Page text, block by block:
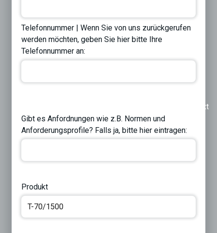
Telefonnummer | Wenn Sie von uns zurückgerufen
werden möchten, geben Sie hier bitte Ihre
Telefonnummer an:
Next
Gibt es Anfordnungen wie z.B. Normen und
Anforderungsprofile? Falls ja, bitte hier eintragen:
Produkt